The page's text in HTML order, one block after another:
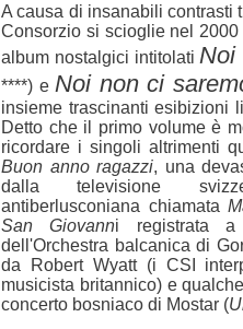
A causa di insanabili contrasti
Consorzio si scioglie nel
album nostalgici intitolati Noi
****) e Noi non ci
insieme trascinanti esibizioni
Detto che il primo volume è
ricordare i singoli altrimenti
Buon anno ragazzi, una
dalla televisione
antiberlusconiana chiamata
San Giovanni registrata a
dell'Orchestra balcanica di
da Robert Wyatt (i CSI
musicista britannico) e
concerto bosniaco di Mostar (